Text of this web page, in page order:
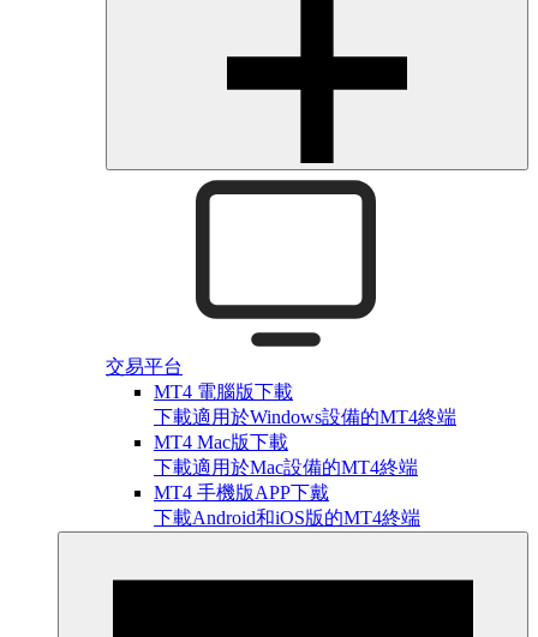
交易平台
MT4 電腦版下載
下載適用於Windows設備的MT4終端
MT4 Mac版下載
下載適用於Mac設備的MT4終端
MT4 手機版APP下戴
下載Android和iOS版的MT4終端